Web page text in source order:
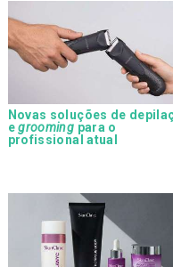
Novas soluções de
egrooming para o
profissional atual